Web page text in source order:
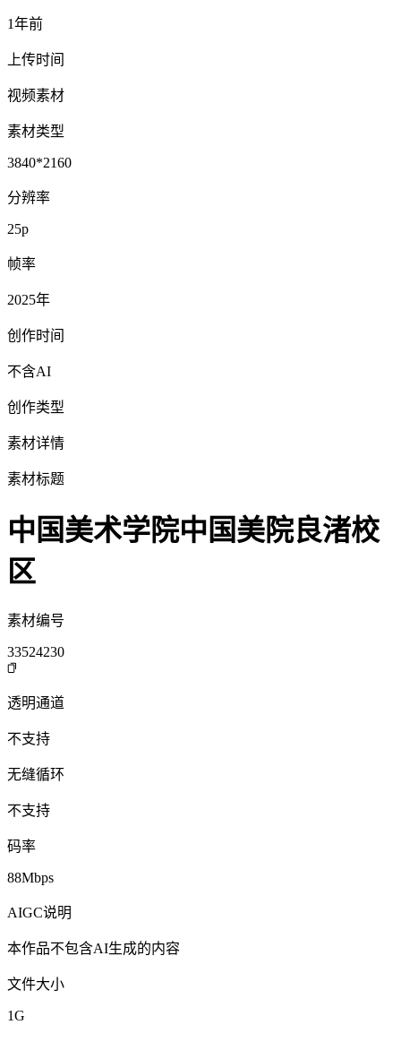
1年前
上传时间
视频素材
素材类型
3840*2160
分辨率
25p
帧率
2025年
创作时间
不含AI
创作类型
素材详情
素材标题
中国美术学院中国美院良渚校
区
素材编号
33524230
透明通道
不支持
无缝循环
不支持
码率
88Mbps
AIGC说明
本作品不包含AI生成的内容
文件大小
1G